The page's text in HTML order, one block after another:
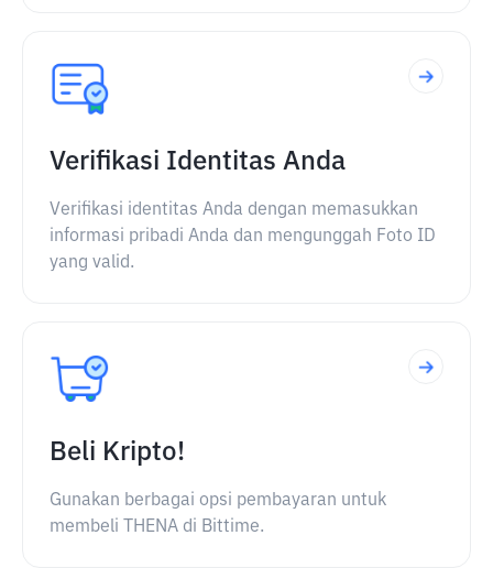
Verifikasi Identitas Anda
Verifikasi identitas Anda dengan memasukkan
informasi pribadi Anda dan mengunggah Foto ID
yang valid.
Beli Kripto!
Gunakan berbagai opsi pembayaran untuk
membeli THENA di Bittime.